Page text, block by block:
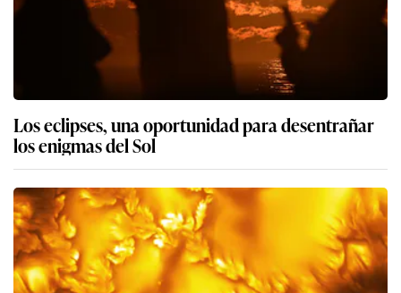
Los eclipses, una oportunidad para desentrañar
los enigmas del Sol